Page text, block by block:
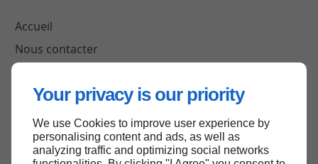
Your privacy is our priority
We use Cookies to improve user experience by
personalising content and ads, as well as
analyzing traffic and optimizing social networks
Accueil
Nous contacter
Plan du site
Haut de page